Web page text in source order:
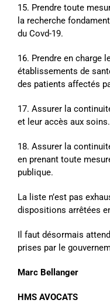
15. Prendre toute
la recherche
du Covd-19.
16. Prendre en charge
établissements de
des patients affectés
17. Assurer la
et leur accès aux soins.
18. Assurer la
en prenant toute
publique.
La liste n’est pas
dispositions arrêtées
Il faut désormais
prises par le
Marc Bellanger
HMS AVOCATS